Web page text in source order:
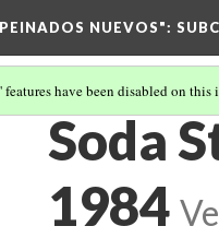
NUEVOS":
have been disabled on this
Soda
1984